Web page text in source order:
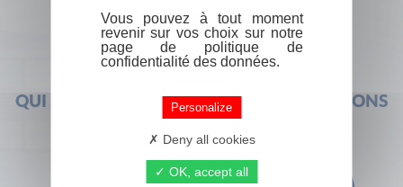
QUI SOMMES-NOUS ?FOIRE AUX QUESTIONS
Vous pouvez à tout moment
revenir sur vos choix sur notre
page de politique de
confidentialité des données.
Personalize
Deny all cookies
OK, accept all